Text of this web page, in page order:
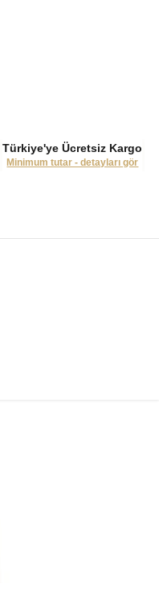
Türkiye'ye Ücretsiz Kargo
Minimum tutar - detayları gör